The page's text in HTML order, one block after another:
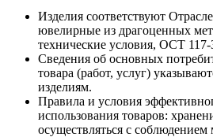
Изделия соответствуют
ювелирные из драгоценных
технические условия, ОСТ 117-
Сведения об основных
товара (работ, услуг)
изделиям.
Правила и условия
использования товаров:
осуществляться с